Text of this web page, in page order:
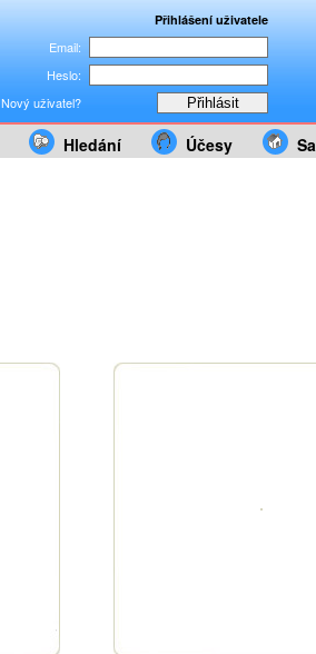
Přihlášení uživatele
Email:
Heslo:
Nový uživatel?
Hledání Účesy